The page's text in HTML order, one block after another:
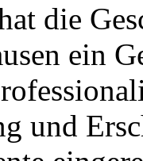
die
ein
und